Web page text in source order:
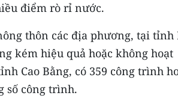
điểm rò rỉ nước.
thôn các địa phương, tại tỉnh
kém hiệu quả hoặc không hoạt
Cao Bằng, có 359 công trình
số công trình.